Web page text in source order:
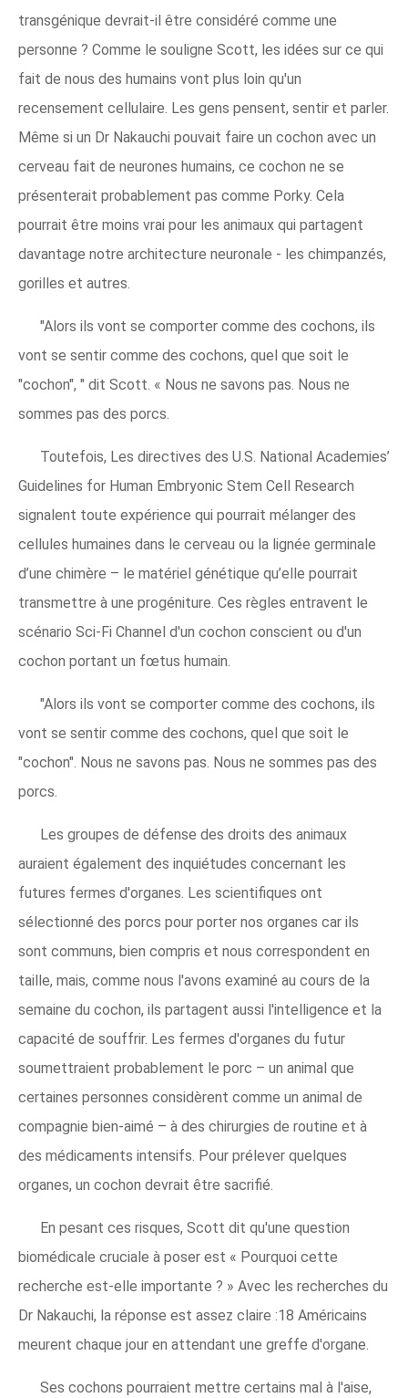
transgénique devrait-il être considéré comme une
personne ? Comme le souligne Scott, les idées sur ce qui
fait de nous des humains vont plus loin qu'un
recensement cellulaire. Les gens pensent, sentir et parler.
Même si un Dr Nakauchi pouvait faire un cochon avec un
cerveau fait de neurones humains, ce cochon ne se
présenterait probablement pas comme Porky. Cela
pourrait être moins vrai pour les animaux qui partagent
davantage notre architecture neuronale - les chimpanzés,
gorilles et autres.
"Alors ils vont se comporter comme des cochons, ils
vont se sentir comme des cochons, quel que soit le
"cochon", " dit Scott. « Nous ne savons pas. Nous ne
sommes pas des porcs.
Toutefois, Les directives des U.S. National Academies’
Guidelines for Human Embryonic Stem Cell Research
signalent toute expérience qui pourrait mélanger des
cellules humaines dans le cerveau ou la lignée germinale
d’une chimère – le matériel génétique qu’elle pourrait
transmettre à une progéniture. Ces règles entravent le
scénario Sci-Fi Channel d'un cochon conscient ou d'un
cochon portant un fœtus humain.
"Alors ils vont se comporter comme des cochons, ils
vont se sentir comme des cochons, quel que soit le
"cochon". Nous ne savons pas. Nous ne sommes pas des
porcs.
Les groupes de défense des droits des animaux
auraient également des inquiétudes concernant les
futures fermes d'organes. Les scientifiques ont
sélectionné des porcs pour porter nos organes car ils
sont communs, bien compris et nous correspondent en
taille, mais, comme nous l'avons examiné au cours de la
semaine du cochon, ils partagent aussi l'intelligence et la
capacité de souffrir. Les fermes d'organes du futur
soumettraient probablement le porc – un animal que
certaines personnes considèrent comme un animal de
compagnie bien-aimé – à des chirurgies de routine et à
des médicaments intensifs. Pour prélever quelques
organes, un cochon devrait être sacrifié.
En pesant ces risques, Scott dit qu'une question
biomédicale cruciale à poser est « Pourquoi cette
recherche est-elle importante ? » Avec les recherches du
Dr Nakauchi, la réponse est assez claire :18 Américains
meurent chaque jour en attendant une greffe d'organe.
Ses cochons pourraient mettre certains mal à l'aise,